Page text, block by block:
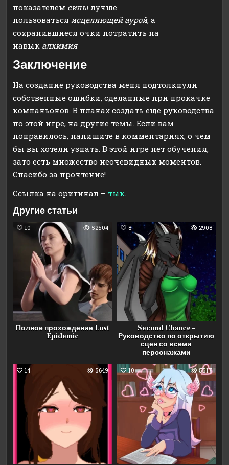
показателем силы лучше
пользоваться исцеляющей аурой, а
сохранившиеся очки потратить на
навык алхимия
Заключение
На создание руководства меня подтолкнули
собственные ошибки, сделанные при прокачке
компаньонов. В планах создать еще руководства
по этой игре, на другие темы. Если вам
понравилось, напишите в комментариях, о чем
бы вы хотели узнать. В этой игре нет обучения,
зато есть множество неочевидных моментов.
Спасибо за прочтение!
Ссылка на оригинал – тык.
Другие статьи
10 52504
Полное прохождение Lust
Epidemic
8 2908
Second Chance –
Руководство по открытию
сцен со всеми
персонажами
14 5649 10 5517